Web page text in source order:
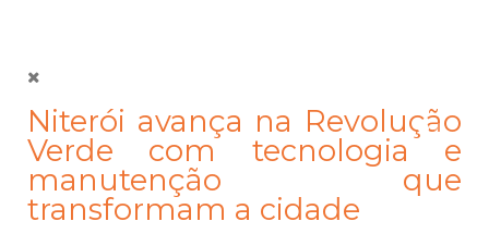
Niterói avança na Revolução
Verde com tecnologia e
manutenção que
transformam a cidade